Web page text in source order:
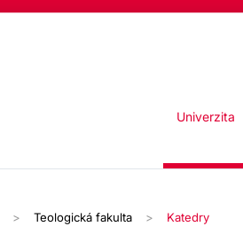
Univerzita
Teologická fakulta Katedry